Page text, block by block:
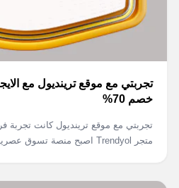
تجربتي مع موقع ترينديول مع
خصم 70%
تجربتي مع موقع ترينديول كانت تجربة
متجر Trendyol اصبح منصة تسوق عصرية تلبي كل...